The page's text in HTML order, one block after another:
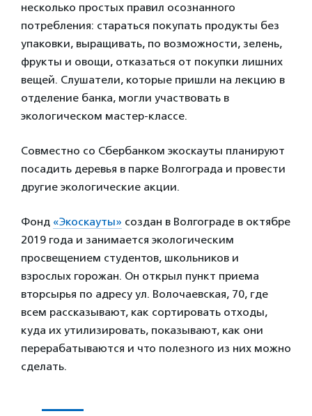
несколько простых правил осознанного
потребления: стараться покупать продукты без
упаковки, выращивать, по возможности, зелень,
фрукты и овощи, отказаться от покупки лишних
вещей. Слушатели, которые пришли на лекцию в
отделение банка, могли участвовать в
экологическом мастер-классе.
Совместно со Сбербанком экоскауты планируют
посадить деревья в парке Волгограда и провести
другие экологические акции.
Фонд «Экоскауты» создан в Волгограде в октябре
2019 года и занимается экологическим
просвещением студентов, школьников и
взрослых горожан. Он открыл пункт приема
вторсырья по адресу ул. Волочаевская, 70, где
всем рассказывают, как сортировать отходы,
куда их утилизировать, показывают, как они
перерабатываются и что полезного из них можно
сделать.